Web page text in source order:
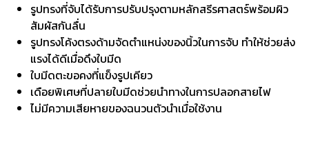
รูปทรงที่จับได้รับการปรับปรุงตามหลักสรีรศาสตร์พร้อมผิว
สัมผัสกันลื่น
รูปทรงโค้งตรงด้ามจัดตำแหน่งของนิ้วในการจับ ทำให้ช่วยส่ง
แรงได้ดีเมื่อดึงใบมีด
ใบมีดตะขอคงที่แข็งรูปเคียว
เดือยพิเศษที่ปลายใบมีดช่วยนำทางในการปลอกสายไฟ
ไม่มีความเสียหายของฉนวนตัวนำเมื่อใช้งาน